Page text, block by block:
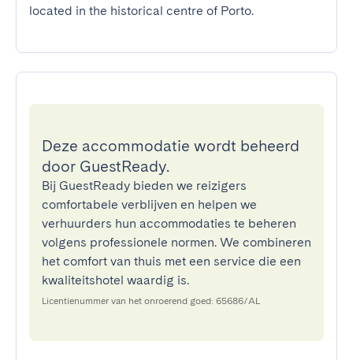
located in the historical centre of Porto.
Deze accommodatie wordt beheerd
door GuestReady.
Bij GuestReady bieden we reizigers
comfortabele verblijven en helpen we
verhuurders hun accommodaties te beheren
volgens professionele normen. We combineren
het comfort van thuis met een service die een
kwaliteitshotel waardig is.
Licentienummer van het onroerend goed: 65686/AL